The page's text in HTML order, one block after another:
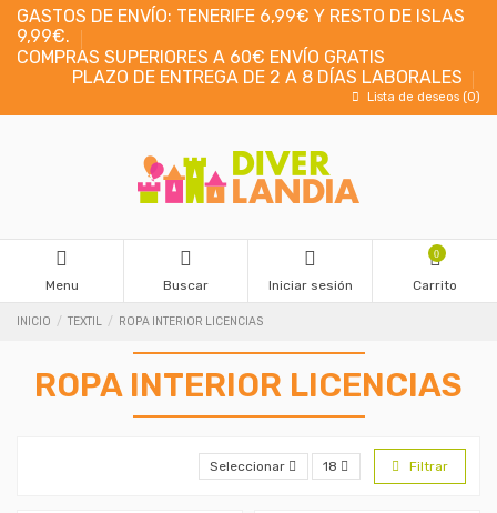
GASTOS DE ENVÍO: TENERIFE 6,99€ Y RESTO DE ISLAS
9,99€.
COMPRAS SUPERIORES A 60€ ENVÍO GRATIS
PLAZO DE ENTREGA DE 2 A 8 DÍAS LABORALES
Lista de deseos (0)
Menu Buscar Iniciar sesión
0
Carrito
INICIO TEXTIL ROPA INTERIOR LICENCIAS
ROPA INTERIOR LICENCIAS
Seleccionar 18 Filtrar